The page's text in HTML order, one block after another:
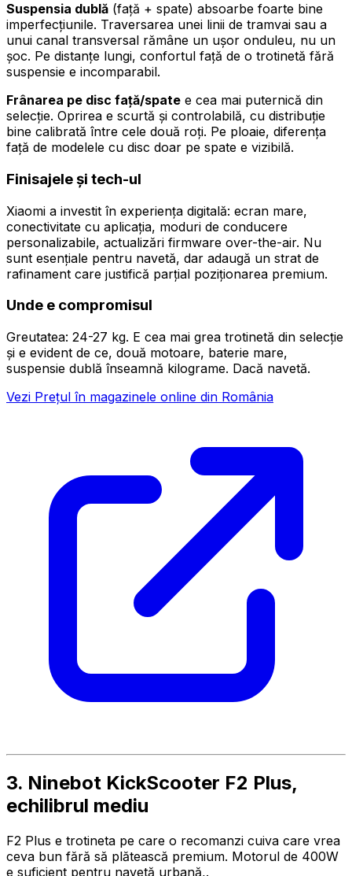
Suspensia dublă (față + spate) absoarbe foarte bine
imperfecțiunile. Traversarea unei linii de tramvai sau a
unui canal transversal rămâne un ușor onduleu, nu un
șoc. Pe distanțe lungi, confortul față de o trotinetă fără
suspensie e incomparabil.
Frânarea pe disc față/spate e cea mai puternică din
selecție. Oprirea e scurtă și controlabilă, cu distribuție
bine calibrată între cele două roți. Pe ploaie, diferența
față de modelele cu disc doar pe spate e vizibilă.
Finisajele și tech-ul
Xiaomi a investit în experiența digitală: ecran mare,
conectivitate cu aplicația, moduri de conducere
personalizabile, actualizări firmware over-the-air. Nu
sunt esențiale pentru navetă, dar adaugă un strat de
rafinament care justifică parțial poziționarea premium.
Unde e compromisul
Greutatea: 24-27 kg. E cea mai grea trotinetă din selecție
și e evident de ce, două motoare, baterie mare,
suspensie dublă înseamnă kilograme. Dacă navetă.
Vezi Prețul în magazinele online din România
3. Ninebot KickScooter F2 Plus,
echilibrul mediu
F2 Plus e trotineta pe care o recomanzi cuiva care vrea
ceva bun fără să plătească premium. Motorul de 400W
e suficient pentru navetă urbană,.